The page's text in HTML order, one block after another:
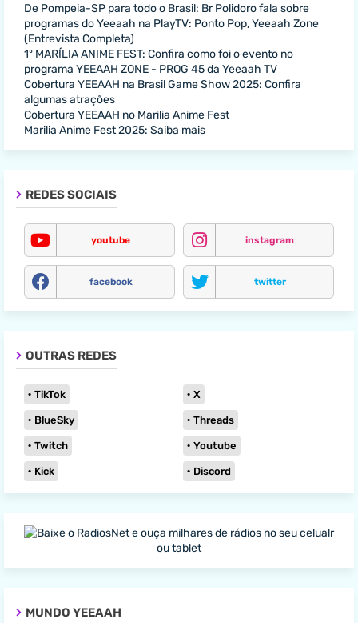
De Pompeia-SP para todo o Brasil: Br Polidoro fala sobre
programas do Yeeaah na PlayTV: Ponto Pop, Yeeaah Zone
(Entrevista Completa)
1º MARÍLIA ANIME FEST: Confira como foi o evento no
programa YEEAAH ZONE - PROG 45 da Yeeaah TV
Cobertura YEEAAH na Brasil Game Show 2025: Confira
algumas atrações
Cobertura YEEAAH no Marilia Anime Fest
Marilia Anime Fest 2025: Saiba mais
REDES SOCIAIS
youtube instagram
facebook twitter
OUTRAS REDES
TikTok X
BlueSky Threads
Twitch Youtube
Kick Discord
MUNDO YEEAAH